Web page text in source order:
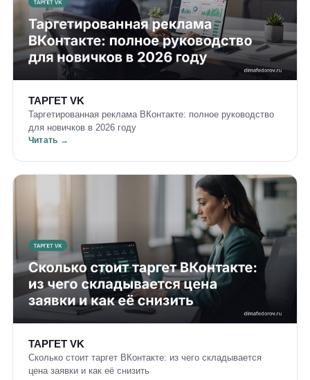
ТАРГЕТ VK
Таргетированная реклама ВКонтакте: полное руководство
для новичков в 2026 году
Читать →
ТАРГЕТ VK
Сколько стоит таргет ВКонтакте: из чего складывается
цена заявки и как её снизить